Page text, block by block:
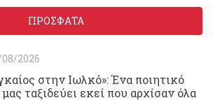
ΠΡΟΣΦΑΤΑ
2026
στην Ιωλκό»: Ένα ποιητικό
ταξιδεύει εκεί που αρχίσαν όλα